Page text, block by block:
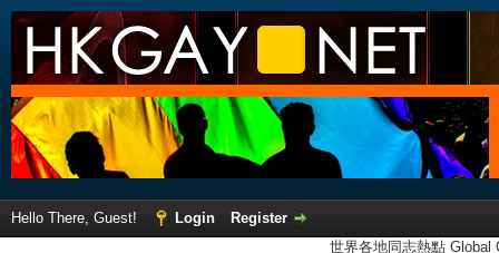
Hello There, Guest! Login
Register
世界各地同志熱點